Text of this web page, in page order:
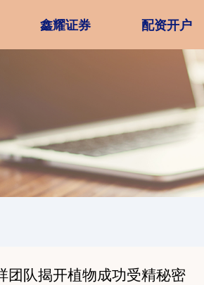
鑫耀证券 配资开户
团队揭开植物成功受精秘密